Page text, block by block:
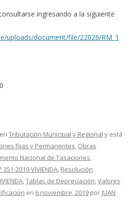
ingresando a la siguiente
uploads/document/file/22026/RM_1
0
Tributación Municipal y Regional y está
Fijas y Permanentes, Obras
Nacional de Tasaciones,
2019-VIVIENDA, Resolución
,Tablas de Depreciación,Valores
en 6 noviembre, 2019 por JUAN